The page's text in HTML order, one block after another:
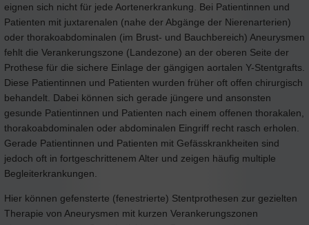
eignen sich nicht für jede Aortenerkrankung. Bei Patientinnen und
Patienten mit juxtarenalen (nahe der Abgänge der Nierenarterien)
oder thorakoabdominalen (im Brust- und Bauchbereich) Aneurysmen
fehlt die Verankerungszone (Landezone) an der oberen Seite der
Prothese für die sichere Einlage der gängigen aortalen Y-Stentgrafts.
Diese Patientinnen und Patienten wurden früher oft offen chirurgisch
behandelt. Dabei können sich gerade jüngere und ansonsten
gesunde Patientinnen und Patienten nach einem offenen thorakalen,
thorakoabdominalen oder abdominalen Eingriff recht rasch erholen.
Gerade Patientinnen und Patienten mit Gefässkrankheiten sind
jedoch oft in fortgeschrittenem Alter und zeigen häufig multiple
Begleiterkrankungen.
Hier können gefensterte (fenestrierte) Stentprothesen zur gezielten
Therapie von Aneurysmen mit kurzen Verankerungszonen